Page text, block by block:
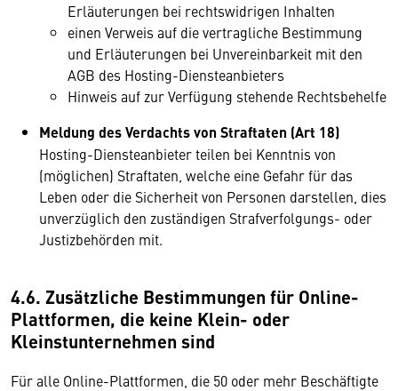
Erläuterungen bei rechtswidrigen Inhalten
einen Verweis auf die vertragliche Bestimmung
und Erläuterungen bei Unvereinbarkeit mit den
AGB des Hosting-Diensteanbieters
Hinweis auf zur Verfügung stehende Rechtsbehelfe
Meldung des Verdachts von Straftaten (Art 18)
Hosting-Diensteanbieter teilen bei Kenntnis von
(möglichen) Straftaten, welche eine Gefahr für das
Leben oder die Sicherheit von Personen darstellen, dies
unverzüglich den zuständigen Strafverfolgungs- oder
Justizbehörden mit.
4.6. Zusätzliche Bestimmungen für Online-
Plattformen, die keine Klein- oder
Kleinstunternehmen sind
Für alle Online-Plattformen, die 50 oder mehr Beschäftigte